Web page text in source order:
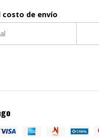
costo de envío